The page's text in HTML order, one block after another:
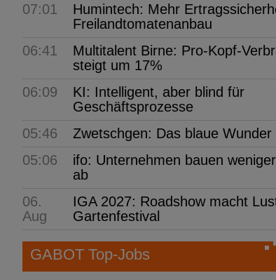
07:01
Humintech: Mehr
Freilandtomatenanbau
06:41
Multitalent Birne: Pro-Kopf-
steigt um 17%
06:09
KI: Intelligent, aber blind für
Geschäftsprozesse
05:46
Zwetschgen: Das blaue Wunder
05:06
ifo: Unternehmen bauen
ab
06.
Aug
IGA 2027: Roadshow macht
Gartenfestival
GABOT Top-Jobs